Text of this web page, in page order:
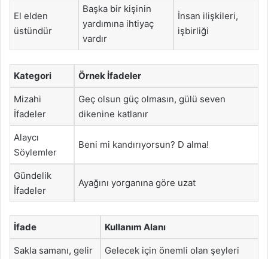
El elden
üstündür
Başka bir kişinin
yardımına ihtiyaç
vardır
İnsan ilişkileri,
işbirliği
Kategori Örnek İfadeler
Mizahi
İfadeler
Geç olsun güç olmasın, gülü seven
dikenine katlanır
Alaycı
Söylemler
Beni mi kandırıyorsun? D alma!
Gündelik
İfadeler
Ayağını yorganına göre uzat
İfade Kullanım Alanı
Sakla samanı, gelir
Gelecek için önemli olan şeyleri